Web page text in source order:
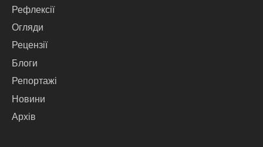
Рефлексії
Огляди
Рецензії
Блоги
Репортажі
Новини
Архів